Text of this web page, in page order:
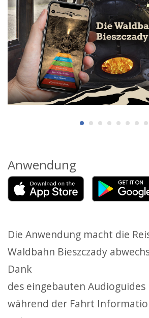
Anwendung
Die Anwendung macht die
Waldbahn Bieszczady
Dank
des eingebauten
während der Fahrt